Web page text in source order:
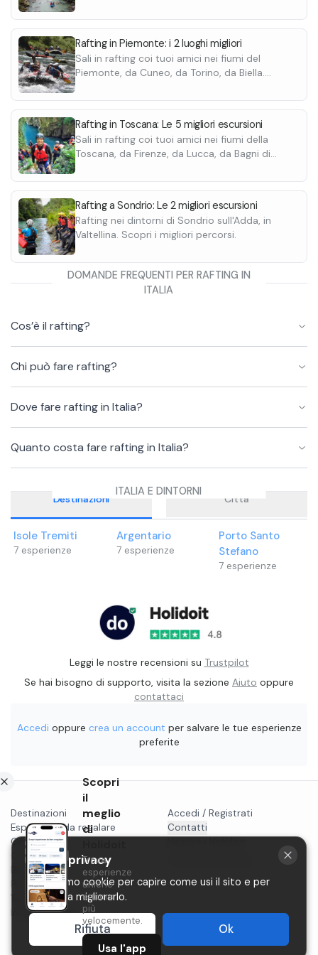
adrenalina e sicurezza accessibile a tutti.
La guida del "bob" sarà interamente nelle
vostre mani, permettendovi di sperimentare la
sensazione di controllo e libertà.
L'Hydrospeed è un'opportunità per vivere
un'avventura indimenticabile, spingendovi al
limite e superando le vostre paure.
È un modo unico per connettersi con la natura
e apprezzare la forza del fiume.
idrometrici del
durata e
Rafting in Piemonte: i 2 luoghi migliori
Sali in rafting coi tuoi amici nei fiumi del
Piemonte, da Cuneo, da Torino, da Biella.
Rafting in Toscana: Le 5 migliori escursioni
Sali in rafting coi tuoi amici nei fiumi della
Toscana, da Firenze, da Lucca, da Bagni di
Rafting a Sondrio: Le 2 migliori escursioni
Rafting nei dintorni di Sondrio sull'Adda, in
Valtellina. Scopri i migliori percorsi.
DOMANDE FREQUENTI PER RAFTING IN
ITALIA
Cos’è il rafting?
Chi può fare rafting?
Dove fare rafting in Italia?
Quanto costa fare rafting in Italia?
ITALIA E DINTORNI
Destinazioni Città
Isole Tremiti
7 esperienze
Argentario
7 esperienze
Porto Santo
Stefano
7 esperienze
Leggi le nostre recensioni su Trustpilot
Se hai bisogno di supporto, visita la sezione Aiuto oppure
contattaci
Accedi oppure crea un account per salvare le tue esperienze
preferite
Destinazioni
Esperienze da regalare
Gift card
Cosa fare a...
Blog
Privacy
Termini
Instagram
Accedi / Registrati
Contatti
Scopri
il
meglio
di
Trova
esperienze
uniche
ancora
più
velocemente.
Usa l'app
La tua privacy
Utilizziamo cookie per capire come usi il sito e per
aiutarci a migliorarlo.
Rifiuta Ok